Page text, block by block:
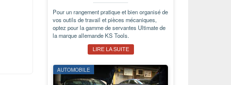
Pour un rangement pratique et bien organisé de
vos outils de travail et pièces mécaniques,
optez pour la gamme de servantes Ultimate de
la marque allemande KS Tools.
LIRE LA SUITE
AUTOMOBILE